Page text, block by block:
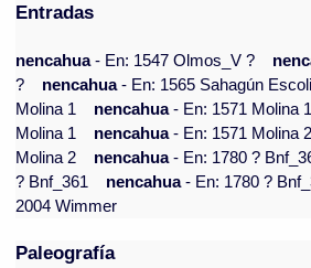
Entradas
nencahua- En: 1547 Olmos_V ?
?
nencahua- En: 1565 Sahagún
Molina 1
nencahua- En: 1571 Molina 1
Molina 1
nencahua- En: 1571 Molina 2
Molina 2
nencahua- En: 1780 ?
? Bnf_361
nencahua- En: 1780 ?
2004 Wimmer
Paleografía